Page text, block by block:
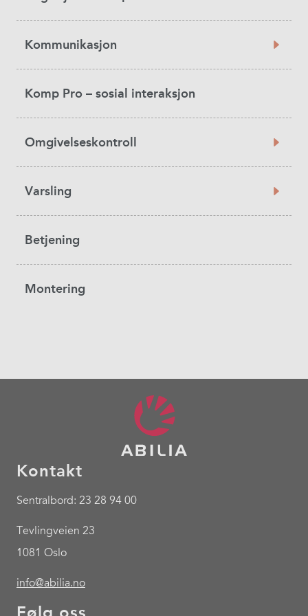
Kommunikasjon
Komp Pro – sosial interaksjon
Omgivelseskontroll
Varsling
Betjening
Montering
Kontakt
Sentralbord: 23 28 94 00
Tevlingveien 23
1081 Oslo
info@abilia.no